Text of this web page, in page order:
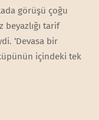
görüşü çoğu
beyazlığı tarif
‘Devasa bir
içindeki tek